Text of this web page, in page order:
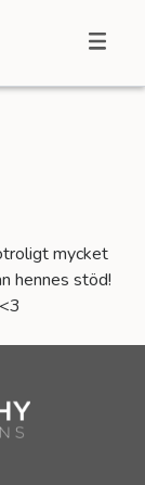
MENU
mycket
hennes stöd!